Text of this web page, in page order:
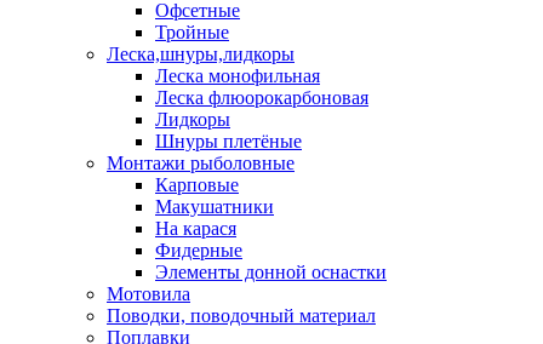
Офсетные
Тройные
Леска,шнуры,лидкоры
Леска монофильная
Леска флюорокарбоновая
Лидкоры
Шнуры плетёные
Монтажи рыболовные
Карповые
Макушатники
На карася
Фидерные
Элементы донной оснастки
Мотовила
Поводки, поводочный материал
Поплавки